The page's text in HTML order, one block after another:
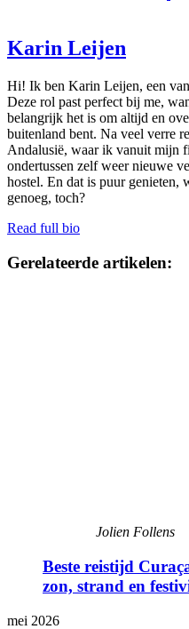
Karin Leijen
Hi! Ik ben Karin Leijen, een
Deze rol past perfect bij me,
belangrijk het is om altijd en
buitenland bent. Na veel verre
Andalusië, waar ik vanuit mijn
ondertussen zelf weer nieuwe
hostel. En dat is puur genieten,
genoeg, toch?
Read full bio
Gerelateerde artikelen:
Jolien Follens
Beste reistijd
zon, strand en
mei 2026